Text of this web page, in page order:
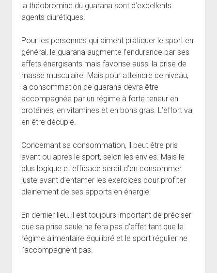
la théobromine du guarana sont d’excellents
agents diurétiques.
Pour les personnes qui aiment pratiquer le sport en
général, le guarana augmente l’endurance par ses
effets énergisants mais favorise aussi la prise de
masse musculaire. Mais pour atteindre ce niveau,
la consommation de guarana devra être
accompagnée par un régime à forte teneur en
protéines, en vitamines et en bons gras. L’effort va
en être décuplé.
Concernant sa consommation, il peut être pris
avant ou après le sport, selon les envies. Mais le
plus logique et efficace serait d’en consommer
juste avant d’entamer les exercices pour profiter
pleinement de ses apports en énergie.
En dernier lieu, il est toujours important de préciser
que sa prise seule ne fera pas d’effet tant que le
régime alimentaire équilibré et le sport régulier ne
l’accompagnent pas.